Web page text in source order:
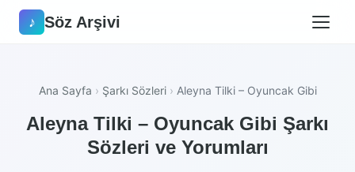
♪ Söz Arşivi
Ana Sayfa › Şarkı Sözleri › Aleyna Tilki – Oyuncak Gibi
Aleyna Tilki – Oyuncak Gibi Şarkı
Sözleri ve Yorumları